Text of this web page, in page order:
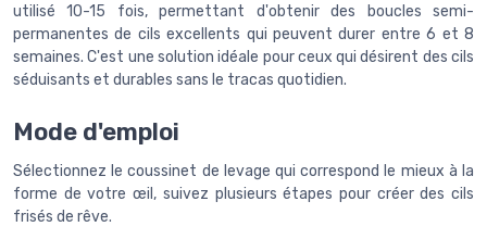
utilisé 10-15 fois, permettant d'obtenir des boucles semi-
permanentes de cils excellents qui peuvent durer entre 6 et 8
semaines. C'est une solution idéale pour ceux qui désirent des cils
séduisants et durables sans le tracas quotidien.
Mode d'emploi
Sélectionnez le coussinet de levage qui correspond le mieux à la
forme de votre œil, suivez plusieurs étapes pour créer des cils
frisés de rêve.